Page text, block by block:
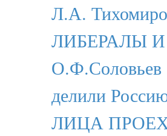
Л.А.
ЛИБЕРАЛЫ
О.Ф.Соловьев
делили
ЛИЦА